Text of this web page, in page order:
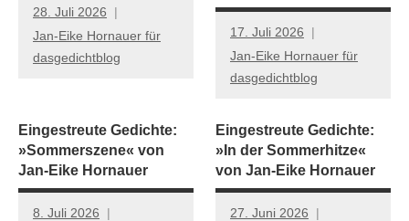
28. Juli 2026
Jan-Eike Hornauer für
dasgedichtblog
17. Juli 2026
Jan-Eike Hornauer für
dasgedichtblog
Eingestreute Gedichte:
»Sommerszene« von
Jan-Eike Hornauer
8. Juli 2026
Eingestreute Gedichte:
»In der Sommerhitze«
von Jan-Eike Hornauer
27. Juni 2026